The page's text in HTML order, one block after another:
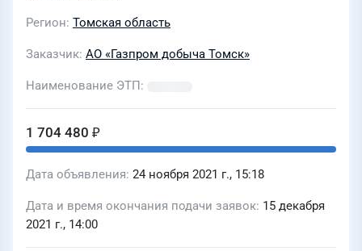
нужд АО «Газпром добыча Томск"
Регион Томская область
Заказчик АО «Газпром добыча Томск»
Наименование ЭТП
1 704 480 ₽
Дата объявления 24 ноября 2021 г., 15:18
Дата и время окончания подачи заявок 15 декабря
2021 г., 14:00